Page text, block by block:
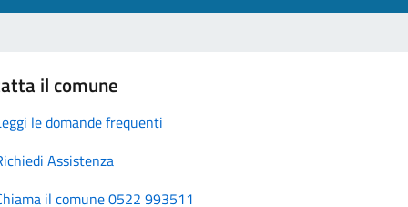
il comune
le domande frequenti
Assistenza
il comune 0522 993511